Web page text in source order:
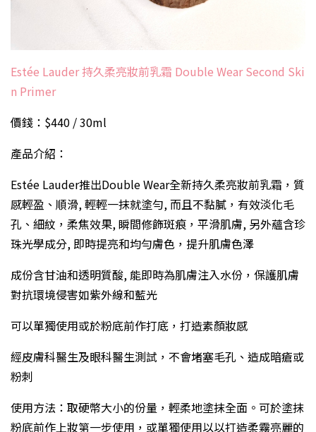
Estée Lauder 持久柔亮妝前乳霜 Double Wear Second Ski
n Primer
價錢：$440 / 30ml
產品介紹：
Estée Lauder推出Double Wear全新持久柔亮妝前乳霜，質
感輕盈、順滑, 輕輕一抹就塗勻, 而且不黏膩，有效淡化毛
孔、細紋，柔焦效果, 瞬間修飾斑痕，平滑肌膚, 另外蘊含珍
珠光學成分, 即時提亮和均勻膚色，提升肌膚色澤
成份含甘油和透明質酸, 能即時為肌膚注入水份，保護肌膚
對抗環境侵害如紫外線和藍光
可以單獨使用或於粉底前作打底，打造素顏妝感
經皮膚科醫生及眼科醫生測試，不會堵塞毛孔、造成暗瘡或
粉刺
使用方法：取硬幣大小的份量，輕柔地塗抹全面。可於塗抹
粉底前作上妝第一步使用，或單獨使用以以打造柔霧亮麗的